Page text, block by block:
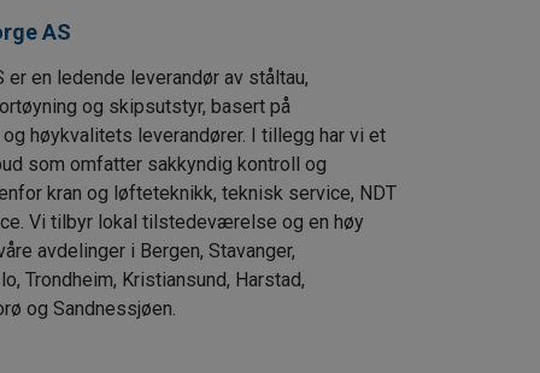
AS
er en ledende leverandør av ståltau,
og skipsutstyr, basert på
høykvalitets leverandører. I tillegg har vi et
som omfatter sakkyndig kontroll og
kran og løfteteknikk, teknisk service, NDT
Vi tilbyr lokal tilstedeværelse og en høy
avdelinger i Bergen, Stavanger,
Trondheim, Kristiansund, Harstad,
og Sandnessjøen.